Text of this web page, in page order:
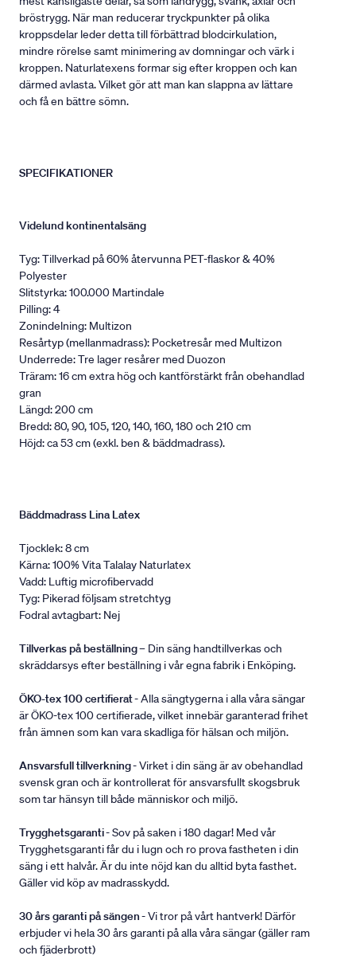
bröstrygg. När man reducerar tryckpunkter på olika
kroppsdelar leder detta till förbättrad blodcirkulation,
mindre rörelse samt minimering av domningar och värk i
kroppen. Naturlatexens formar sig efter kroppen och kan
därmed avlasta. Vilket gör att man kan slappna av lättare
och få en bättre sömn.
SPECIFIKATIONER
Videlund kontinentalsäng
Tyg: Tillverkad på 60% återvunna PET-flaskor & 40%
Polyester
Slitstyrka: 100.000 Martindale
Pilling: 4
Zonindelning: Multizon
Resårtyp (mellanmadrass): Pocketresår med Multizon
Underrede: Tre lager resårer med Duozon
Träram: 16 cm extra hög och kantförstärkt från obehandlad
gran
Längd: 200 cm
Bredd: 80, 90, 105, 120, 140, 160, 180 och 210 cm
Höjd: ca 53 cm (exkl. ben & bäddmadrass).
Bäddmadrass Lina Latex
Tjocklek: 8 cm
Kärna: 100% Vita Talalay Naturlatex
Vadd: Luftig microfibervadd
Tyg: Pikerad följsam stretchtyg
Fodral avtagbart: Nej
Tillverkas på beställning– Din säng handtillverkas och
skräddarsys efter beställning i vår egna fabrik i Enköping.
ÖKO-tex 100 certifierat- Alla sängtygerna i alla våra sängar
är ÖKO-tex 100 certifierade, vilket innebär garanterad frihet
från ämnen som kan vara skadliga för hälsan och miljön.
Ansvarsfull tillverkning- Virket i din säng är av obehandlad
svensk gran och är kontrollerat för ansvarsfullt skogsbruk
som tar hänsyn till både människor och miljö.
Trygghetsgaranti- Sov på saken i 180 dagar! Med vår
Trygghetsgaranti får du i lugn och ro prova fastheten i din
säng i ett halvår. Är du inte nöjd kan du alltid byta fasthet.
Gäller vid köp av madrasskydd.
30 års garanti på sängen- Vi tror på vårt hantverk! Därför
erbjuder vi hela 30 års garanti på alla våra sängar (gäller ram
och fjäderbrott)